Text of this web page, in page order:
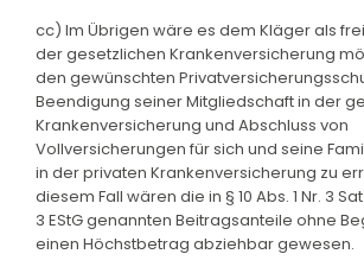
cc) Im Übrigen wäre es dem Kläger als
der gesetzlichen Krankenversicherung
den gewünschten
Beendigung seiner Mitgliedschaft in der
Krankenversicherung und Abschluss von
Vollversicherungen für sich und seine
in der privaten Krankenversicherung zu
diesem Fall wären die in § 10 Abs. 1 Nr. 3
3 EStG genannten Beitragsanteile ohne
einen Höchstbetrag abziehbar gewesen.